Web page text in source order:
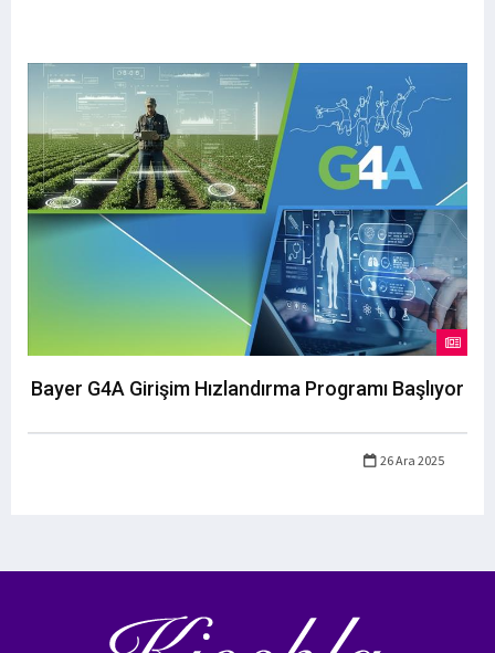
Bayer G4A Girişim Hızlandırma Programı Başlıyor
26 Ara 2025